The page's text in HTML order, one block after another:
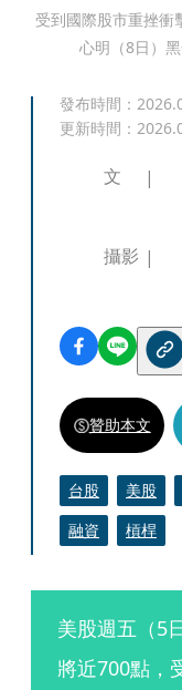
受到國際股市重挫衝
心明（8日）
發布時間：
更新時間：
文
攝影
贊助本文
台股 美股
融資
槓桿
美股週五（5
將近700點，